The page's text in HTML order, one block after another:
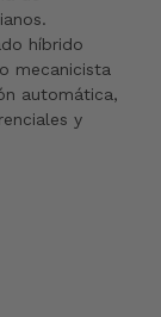
híbrido
mecanicista
automática,
y